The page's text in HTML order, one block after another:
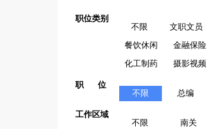
职位类别
不限
文职文员
餐饮休闲 金融保险
化工制药 摄影视频
职 位
不限
总编
工作区域
不限
南关